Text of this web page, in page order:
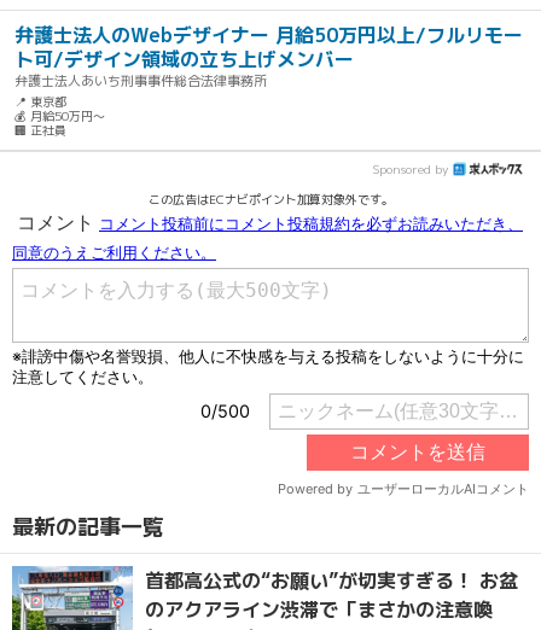
弁護士法人のWebデザイナー 月給50万円以上/フルリモー
ト可/デザイン領域の立ち上げメンバー
弁護士法人あいち刑事事件総合法律事務所
📍 東京都
💰 月給50万円～
🏢 正社員
Sponsored by
この広告はECナビポイント加算対象外です。
最新の記事一覧
首都高公式の“お願い”が切実すぎる！ お盆
のアクアライン渋滞で「まさかの注意喚